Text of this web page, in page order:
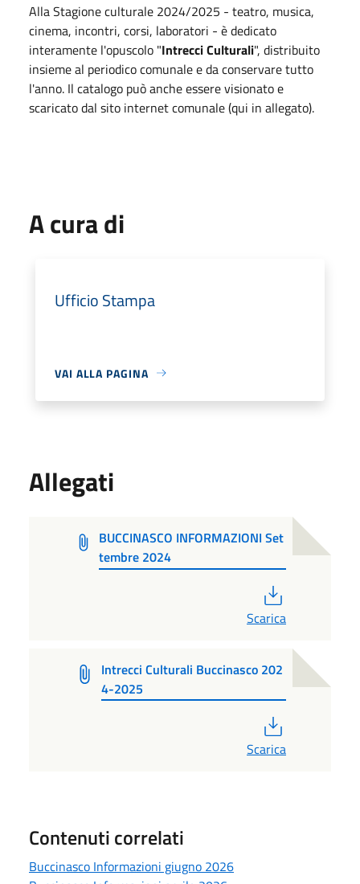
Alla Stagione culturale 2024/2025 - teatro, musica,
cinema, incontri, corsi, laboratori - è dedicato
interamente l'opuscolo "Intrecci Culturali", distribuito
insieme al periodico comunale e da conservare tutto
l'anno. Il catalogo può anche essere visionato e
scaricato dal sito internet comunale (qui in allegato).
A cura di
Ufficio Stampa
VAI ALLA PAGINA
Allegati
BUCCINASCO INFORMAZIONI Set
tembre 2024
Scarica
Intrecci Culturali Buccinasco 202
4-2025
Scarica
Contenuti correlati
Buccinasco Informazioni giugno 2026